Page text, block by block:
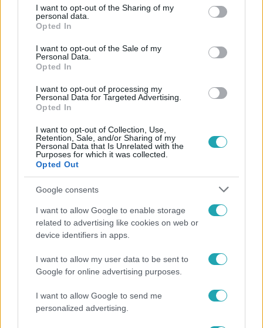
not limited to your visit or usage behaviour. You may click to
grant or deny consent to Google and its third-party tags to
use your data for below specified purposes in below Google
consent section.
I want to opt-out of the Sharing of my
personal data.
Opted In
I want to opt-out of the Sale of my
Personal Data.
Opted In
I want to opt-out of processing my
Personal Data for Targeted Advertising.
Opted In
I want to opt-out of Collection, Use,
Retention, Sale, and/or Sharing of my
Personal Data that Is Unrelated with the
Purposes for which it was collected.
Opted Out
Google consents
I want to allow Google to enable storage
related to advertising like cookies on web or
device identifiers in apps.
I want to allow my user data to be sent to
Google for online advertising purposes.
I want to allow Google to send me
personalized advertising.
INTERJÚ #CSALÁD #SZÍNÉSZET ROMANTIKA
Népszerű